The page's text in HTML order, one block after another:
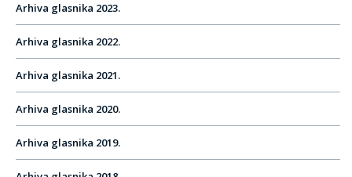
Arhiva glasnika 2023.
Arhiva glasnika 2022.
Arhiva glasnika 2021.
Arhiva glasnika 2020.
Arhiva glasnika 2019.